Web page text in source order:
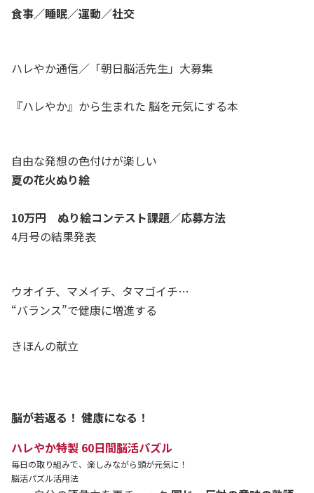
食事／睡眠／運動／社交
ハレやか通信／「朝日脳活先生」大募集
『ハレやか』から生まれた 脳を元気にする本
自由な発想の色付けが楽しい
夏の花火ぬり絵
10万円 ぬり絵コンテスト課題／応募方法
4月号の結果発表
ウオイチ、マメイチ、タマゴイチ…
“バランス”で健康に増進する
きほんの献立
脳が若返る！ 健康になる！
ハレやか特製 60日間脳活パズル
毎日の取り組みで、楽しみながら頭が元気に！
脳活パズル活用法